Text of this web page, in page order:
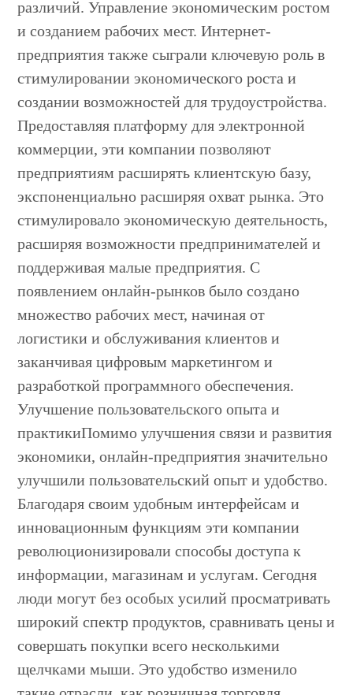
различий. Управление экономическим ростом
и созданием рабочих мест. Интернет-
предприятия также сыграли ключевую роль в
стимулировании экономического роста и
создании возможностей для трудоустройства.
Предоставляя платформу для электронной
коммерции, эти компании позволяют
предприятиям расширять клиентскую базу,
экспоненциально расширяя охват рынка. Это
стимулировало экономическую деятельность,
расширяя возможности предпринимателей и
поддерживая малые предприятия. С
появлением онлайн-рынков было создано
множество рабочих мест, начиная от
логистики и обслуживания клиентов и
заканчивая цифровым маркетингом и
разработкой программного обеспечения.
Улучшение пользовательского опыта и
практикиПомимо улучшения связи и развития
экономики, онлайн-предприятия значительно
улучшили пользовательский опыт и удобство.
Благодаря своим удобным интерфейсам и
инновационным функциям эти компании
революционизировали способы доступа к
информации, магазинам и услугам. Сегодня
люди могут без особых усилий просматривать
широкий спектр продуктов, сравнивать цены и
совершать покупки всего несколькими
щелчками мыши. Это удобство изменило